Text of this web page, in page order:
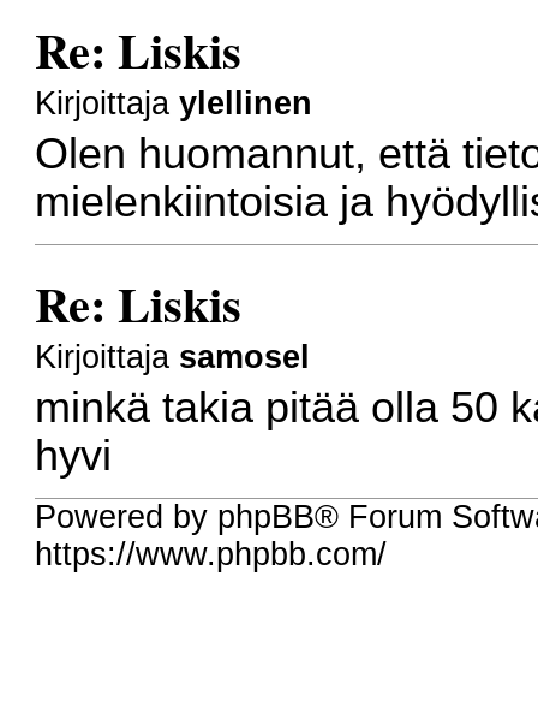
Re: Liskis
Kirjoittajaylellinen
Olen huomannut, että
mielenkiintoisia ja
Re: Liskis
Kirjoittaja samosel
minkä takia pitää olla 50
hyvi
Powered by phpBB® Forum
https://www.phpbb.com/